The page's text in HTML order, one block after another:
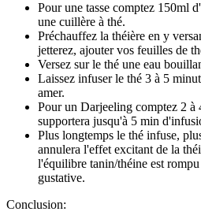
Pour une tasse comptez 150ml
une cuillère à thé.
Préchauffez la théière en y
jetterez, ajouter vos feuilles de
Versez sur le thé une eau
Laissez infuser le thé 3 à 5
amer.
Pour un Darjeeling comptez 2 à
supportera jusqu'à 5 min
Plus longtemps le thé infuse,
annulera l'effet excitant de la
l'équilibre tanin/théine est
gustative.
Conclusion: